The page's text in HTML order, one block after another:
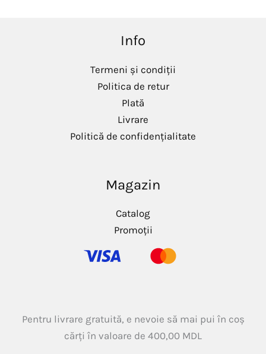
Info
Termeni și condiții
Politica de retur
Plată
Livrare
Politică de confidențialitate
Magazin
Catalog
Promoții
Pentru livrare gratuită, e nevoie să mai pui în coș
cărți în valoare de 400,00 MDL